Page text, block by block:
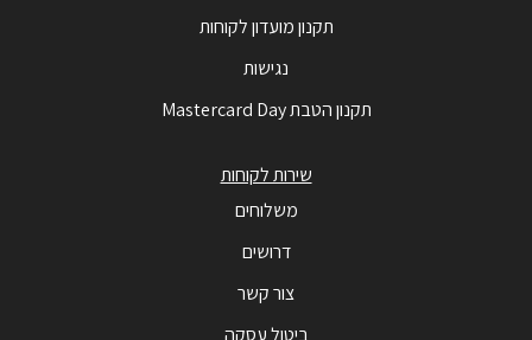
תקנון מועדון לקוחות
נגישות
תקנון הטבת Mastercard Day
שירות לקוחות
משלוחים
דרושים
צור קשר
ביטול עסקה